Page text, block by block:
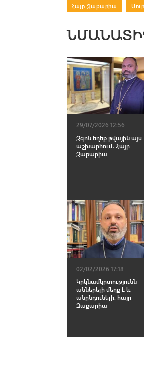
Հայր Զաքարիա
29/07/2026 12:56
Զգոն եղեք թվային այս
աշխարհում․ Հայր
Զաքարիա
02/02/2026 17:18
Կրկնամկրտությունն
աններելի մեղք է և
անընդունելի. հայր
Զաքարիա